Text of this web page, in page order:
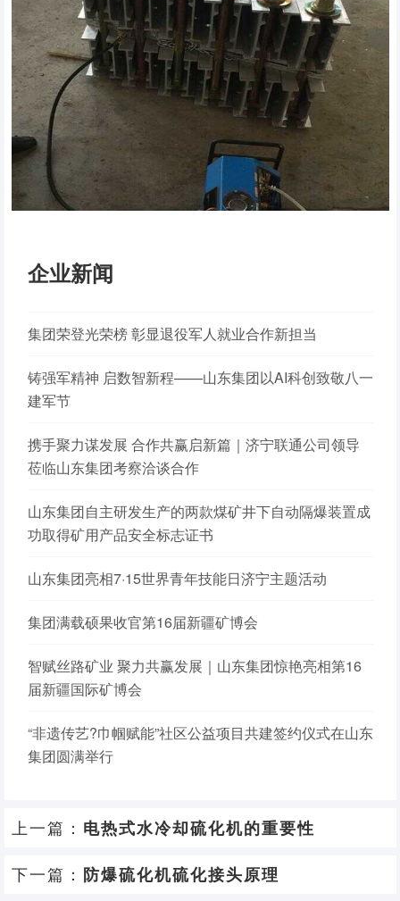
企业新闻
集团荣登光荣榜 彰显退役军人就业合作新担当
铸强军精神 启数智新程——山东集团以AI科创致敬八一
建军节
携手聚力谋发展 合作共赢启新篇｜济宁联通公司领导
莅临山东集团考察洽谈合作
山东集团自主研发生产的两款煤矿井下自动隔爆装置成
功取得矿用产品安全标志证书
山东集团亮相7·15世界青年技能日济宁主题活动
集团满载硕果收官第16届新疆矿博会
智赋丝路矿业 聚力共赢发展｜山东集团惊艳亮相第16
届新疆国际矿博会
“非遗传艺?巾帼赋能”社区公益项目共建签约仪式在山东
集团圆满举行
上一篇： 电热式水冷却硫化机的重要性
下一篇： 防爆硫化机硫化接头原理